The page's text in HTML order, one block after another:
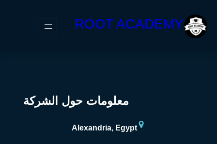
ROOT ACADEMY
معلومات حول الشركة
Alexandria, Egypt